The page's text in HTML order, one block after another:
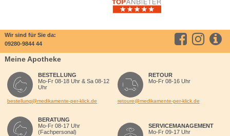
Wir sind für Sie da:
09280-9844 44
Meine Apotheke
BESTELLUNG
Mo-Fr 08-18 Uhr & Sa 08-12
Uhr
bestellung@medikamente-per-klick.de
BERATUNG
Mo-Fr 08-17 Uhr
(Fachpersonal)
RETOUR
Mo-Fr 08-16 Uhr
retoure@medikamente-per-klick.de
SERVICEMANAGEMENT
Mo-Fr 09-17 Uhr